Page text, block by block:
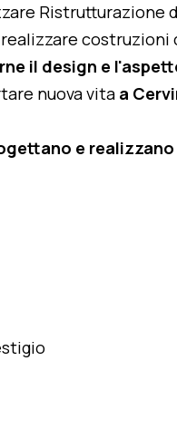
Ristrutturazione
il design e
nuova vita a
e